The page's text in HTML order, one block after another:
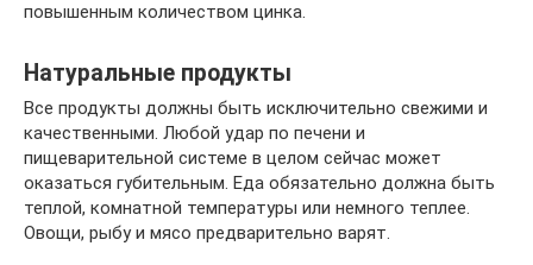
повышенным количеством цинка.
Натуральные продукты
Все продукты должны быть исключительно свежими и
качественными. Любой удар по печени и
пищеварительной системе в целом сейчас может
оказаться губительным. Еда обязательно должна быть
теплой, комнатной температуры или немного теплее.
Овощи, рыбу и мясо предварительно варят.